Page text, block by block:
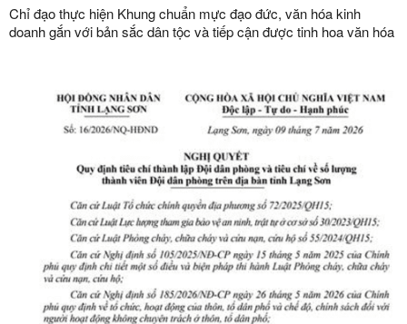
Chỉ đạo thực hiện Khung chuẩn mực đạo đức, văn hóa kinh
doanh gắn với bản sắc dân tộc và tiếp cận được tinh hoa văn hóa